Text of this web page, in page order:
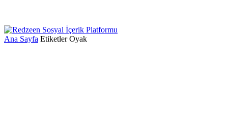
Ana Sayfa Etiketler Oyak